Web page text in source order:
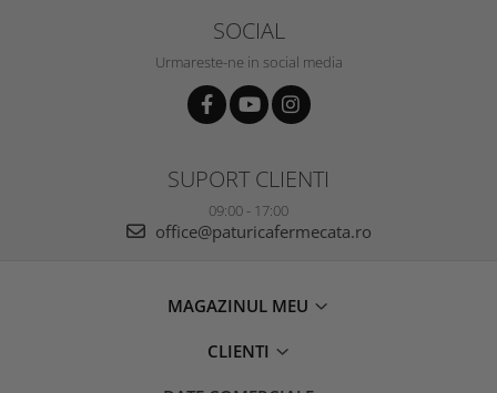
SOCIAL
Urmareste-ne in social media
SUPORT CLIENTI
09:00 - 17:00
office@paturicafermecata.ro
MAGAZINUL MEU
CLIENTI